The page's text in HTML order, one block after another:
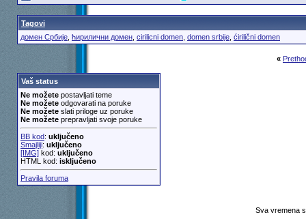
Tagovi
домен Србије, ћирилични домен, cirilicni domen, domen srbije, ćirilični domen
«
Vaš status
Ne možetepostavljati teme
Ne možeteodgovarati na poruke
Ne možeteslati priloge uz poruke
Ne možeteprepravljati svoje poruke
BB kod: uključeno
Smajliji: uključeno
[IMG]kod: uključeno
HTML kod: isključeno
Pravila foruma
Sva vremena